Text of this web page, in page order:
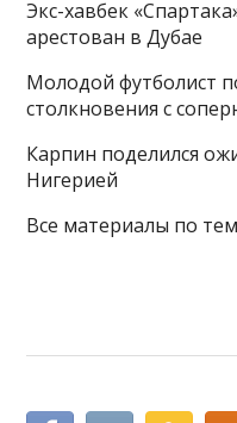
Экс-хавбек
арестован в Дубае
Молодой футболист
столкновения с
Карпин поделился
Нигерией
Все материалы по